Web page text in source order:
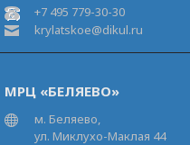
+7 495 779-30-30
krylatskoe@dikul.ru
МРЦ «БЕЛЯЕВО»
м. Беляево,
ул. Миклухо-Маклая 44